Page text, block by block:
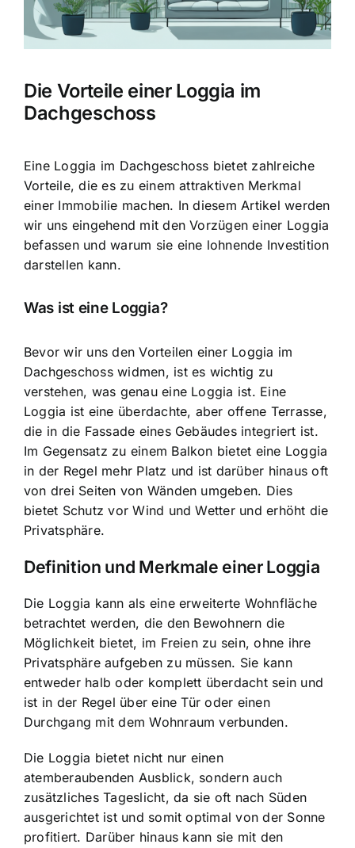
Die Vorteile einer Loggia im
Dachgeschoss
Eine Loggia im Dachgeschoss bietet zahlreiche
Vorteile, die es zu einem attraktiven Merkmal
einer Immobilie machen. In diesem Artikel werden
wir uns eingehend mit den Vorzügen einer Loggia
befassen und warum sie eine lohnende Investition
darstellen kann.
Was ist eine Loggia?
Bevor wir uns den Vorteilen einer Loggia im
Dachgeschoss widmen, ist es wichtig zu
verstehen, was genau eine Loggia ist. Eine
Loggia ist eine überdachte, aber offene Terrasse,
die in die Fassade eines Gebäudes integriert ist.
Im Gegensatz zu einem Balkon bietet eine Loggia
in der Regel mehr Platz und ist darüber hinaus oft
von drei Seiten von Wänden umgeben. Dies
bietet Schutz vor Wind und Wetter und erhöht die
Privatsphäre.
Definition und Merkmale einer Loggia
Die Loggia kann als eine erweiterte Wohnfläche
betrachtet werden, die den Bewohnern die
Möglichkeit bietet, im Freien zu sein, ohne ihre
Privatsphäre aufgeben zu müssen. Sie kann
entweder halb oder komplett überdacht sein und
ist in der Regel über eine Tür oder einen
Durchgang mit dem Wohnraum verbunden.
Die Loggia bietet nicht nur einen
atemberaubenden Ausblick, sondern auch
zusätzliches Tageslicht, da sie oft nach Süden
ausgerichtet ist und somit optimal von der Sonne
profitiert. Darüber hinaus kann sie mit den